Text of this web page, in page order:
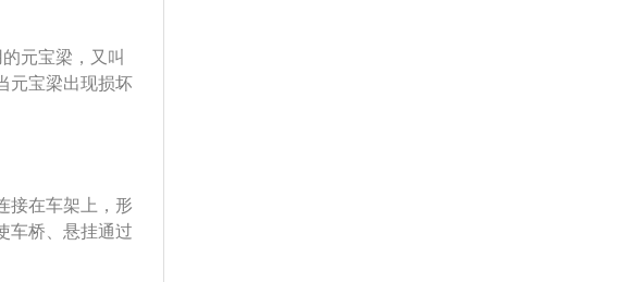
那么一点点的
材质，比较单
很多，有方向
件都会涉及到，
响行驶的操控
尤为重要。若
。
元宝梁，又叫
元宝梁出现损坏
：车辆经过火
等情况都是属
接在车架上，形
车桥、悬挂通过
直接进入车厢